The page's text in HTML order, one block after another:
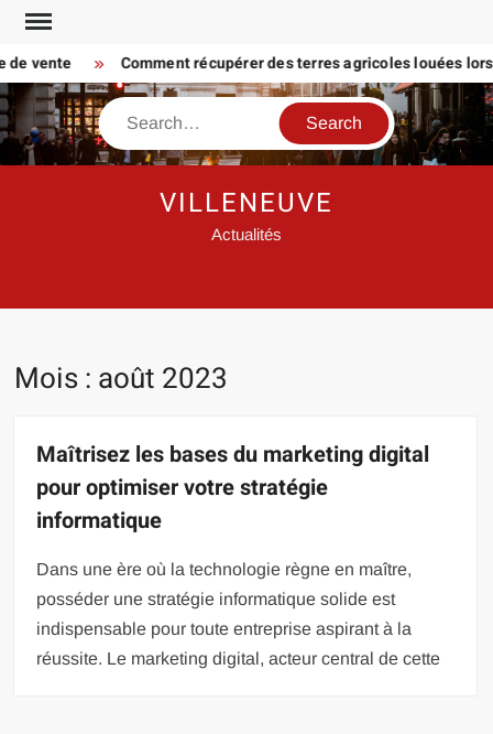
Skip
content
vente Comment récupérer des terres agricoles louées
Search
VILLENEUVE
Actualités
Mois : août 2023
Maîtrisez les bases du marketing digital
pour optimiser votre stratégie
informatique
Dans une ère où la technologie règne en maître,
posséder une stratégie informatique solide est
indispensable pour toute entreprise aspirant à la
réussite. Le marketing digital, acteur central de cette